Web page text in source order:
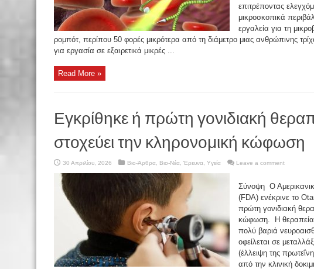
επιτρέποντας
μικροσκοπικά
εργαλεία για τη
ρομπότ, περίπου 50 φορές μικρότερα από τη διάμετρο μιας ανθρώπινης
για εργασία σε εξαιρετικά μικρές ...
Read More »
Εγκρίθηκε ή πρώτη γονιδιακή
στοχεύει την κληρονομική κώφωση
30 Απριλίου, 2026 Βιο-Άρθρα Βιο-Νέα Έρευνα Υγεία Leave a comment
Σύνοψη Ο
(FDA) ενέκρινε το
πρώτη γονιδιακή
κώφωση. Η θεραπεία
πολύ βαριά
οφείλεται σε
(έλλειψη της
από την κλινική